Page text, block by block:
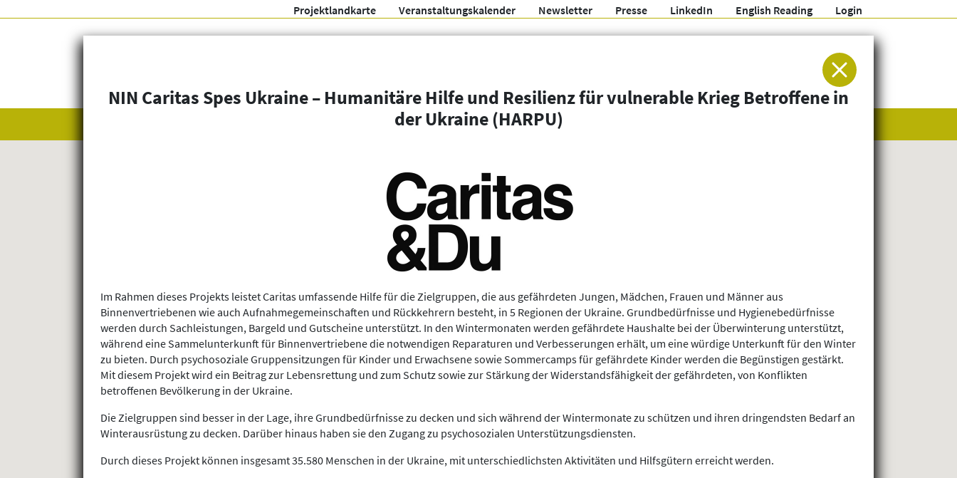
Projektlandkarte Veranstaltungskalender Newsletter Presse LinkedIn English Reading Login
Arbeitsgemeinschaft für Entwicklung und Humanitäre Hilfe
Organisationen Weitere Filter
NIN Caritas Spes Ukraine – Humanitäre Hilfe und Resilienz für vulnerable Krieg Betroffene in
der Ukraine (HARPU)
Im Rahmen dieses Projekts leistet Caritas umfassende Hilfe für die Zielgruppen, die aus gefährdeten Jungen, Mädchen, Frauen und Männer aus
Binnenvertriebenen wie auch Aufnahmegemeinschaften und Rückkehrern besteht, in 5 Regionen der Ukraine. Grundbedürfnisse und Hygienebedürfnisse
werden durch Sachleistungen, Bargeld und Gutscheine unterstützt. In den Wintermonaten werden gefährdete Haushalte bei der Überwinterung unterstützt,
während eine Sammelunterkunft für Binnenvertriebene die notwendigen Reparaturen und Verbesserungen erhält, um eine würdige Unterkunft für den Winter
zu bieten. Durch psychosoziale Gruppensitzungen für Kinder und Erwachsene sowie Sommercamps für gefährdete Kinder werden die Begünstigen gestärkt.
Mit diesem Projekt wird ein Beitrag zur Lebensrettung und zum Schutz sowie zur Stärkung der Widerstandsfähigkeit der gefährdeten, von Konflikten
betroffenen Bevölkerung in der Ukraine.
Die Zielgruppen sind besser in der Lage, ihre Grundbedürfnisse zu decken und sich während der Wintermonate zu schützen und ihren dringendsten Bedarf an
Winterausrüstung zu decken. Darüber hinaus haben sie den Zugang zu psychosozialen Unterstützungsdiensten.
Durch dieses Projekt können insgesamt 35.580 Menschen in der Ukraine, mit unterschiedlichsten Aktivitäten und Hilfsgütern erreicht werden.